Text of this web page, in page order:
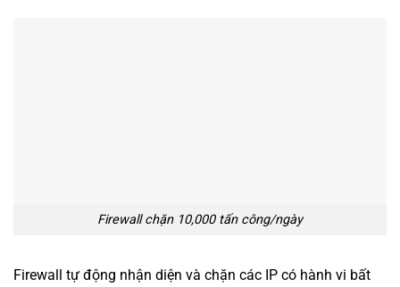
Firewall chặn 10,000 tấn công/ngày
Firewall tự động nhận diện và chặn các IP có hành vi bất